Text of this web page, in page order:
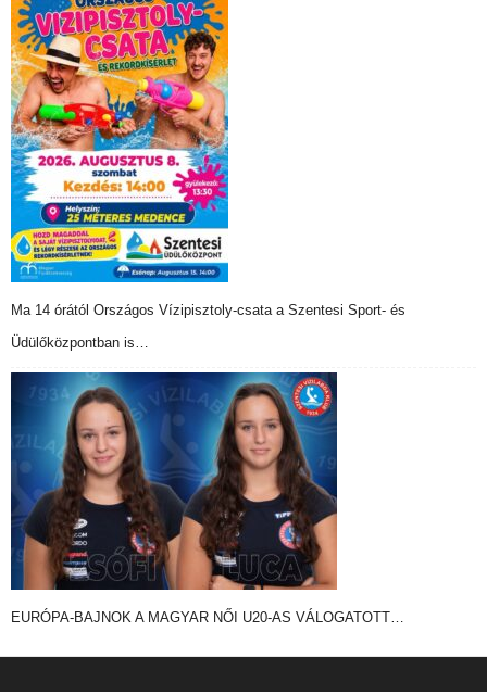
Ma 14 órától Országos Vízipisztoly-csata a Szentesi Sport- és
Üdülőközpontban is…
EURÓPA-BAJNOK A MAGYAR NŐI U20-AS VÁLOGATOTT…